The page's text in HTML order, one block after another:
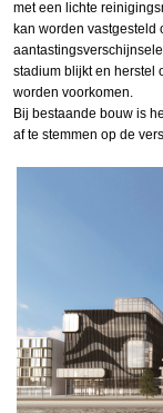
met een lichte
kan worden vastgesteld
stadium blijkt en herstel
worden voorkomen.
Bij bestaande bouw is
af te stemmen op de